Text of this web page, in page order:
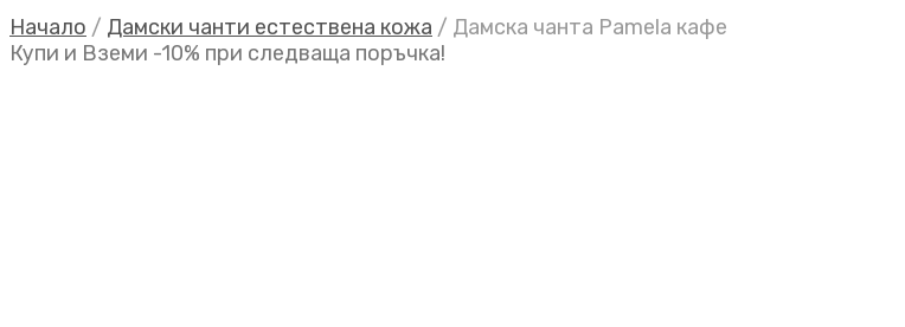
Начало / Дамски чанти естествена кожа / Дамска чанта Pamela кафе
Купи и Вземи -10% при следваща поръчка!